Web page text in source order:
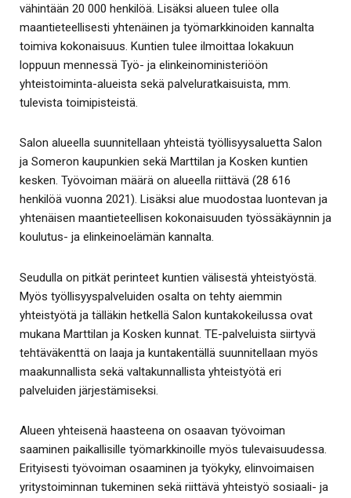
vähintään 20 000 henkilöä. Lisäksi alueen tulee olla
maantieteellisesti yhtenäinen ja työmarkkinoiden kannalta
toimiva kokonaisuus. Kuntien tulee ilmoittaa lokakuun
loppuun mennessä Työ- ja elinkeinoministeriöön
yhteistoiminta-alueista sekä palveluratkaisuista, mm.
tulevista toimipisteistä.
Salon alueella suunnitellaan yhteistä työllisyysaluetta Salon
ja Someron kaupunkien sekä Marttilan ja Kosken kuntien
kesken. Työvoiman määrä on alueella riittävä (28 616
henkilöä vuonna 2021). Lisäksi alue muodostaa luontevan ja
yhtenäisen maantieteellisen kokonaisuuden työssäkäynnin ja
koulutus- ja elinkeinoelämän kannalta.
Seudulla on pitkät perinteet kuntien välisestä yhteistyöstä.
Myös työllisyyspalveluiden osalta on tehty aiemmin
yhteistyötä ja tälläkin hetkellä Salon kuntakokeilussa ovat
mukana Marttilan ja Kosken kunnat. TE-palveluista siirtyvä
tehtäväkenttä on laaja ja kuntakentällä suunnitellaan myös
maakunnallista sekä valtakunnallista yhteistyötä eri
palveluiden järjestämiseksi.
Alueen yhteisenä haasteena on osaavan työvoiman
saaminen paikallisille työmarkkinoille myös tulevaisuudessa.
Erityisesti työvoiman osaaminen ja työkyky, elinvoimaisen
yritystoiminnan tukeminen sekä riittävä yhteistyö sosiaali- ja